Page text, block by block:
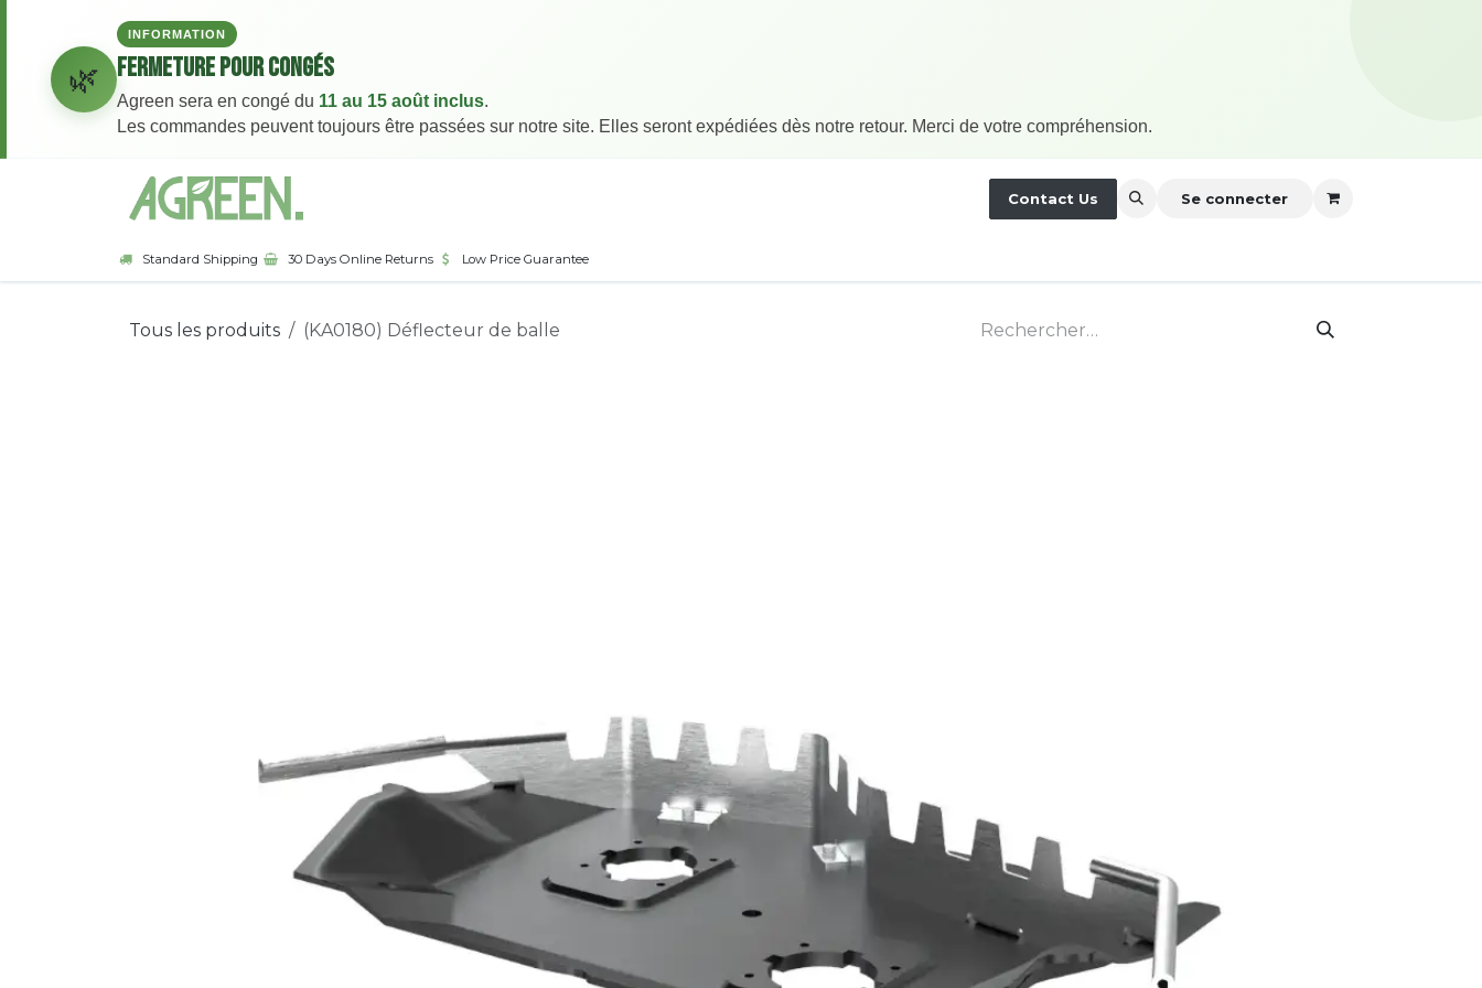
🌿
INFORMATION
Fermeture pour congés
Agreen sera en congé du 11 au 15 août inclus.
Les commandes peuvent toujours être passées sur notre site. Elles seront expédiées dès notre retour. Merci de votre compréhension.
Conditions générales À propos
Contact Us Se connecter
Standard Shipping 30 Days Online Returns Low Price Guarantee
Tous les produits (KA0180) Déflecteur de balle